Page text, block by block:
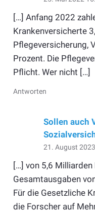
[…] Anfang 2022
Krankenversicherte
Pflegeversicherung,
Prozent. Die
Pflicht. Wer nicht […]
Antworten
Sollen auch
21. August
[…] von 5,6 Milliarden
Gesamtausgaben
Für die Gesetzliche
die Forscher auf